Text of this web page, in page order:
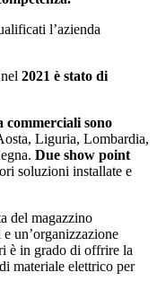
l’azienda
2021 è stato di
commerciali sono
Liguria, Lombardia,
Due show point
soluzioni installate e
del magazzino
un’organizzazione
è in grado di offrire la
materiale elettrico per